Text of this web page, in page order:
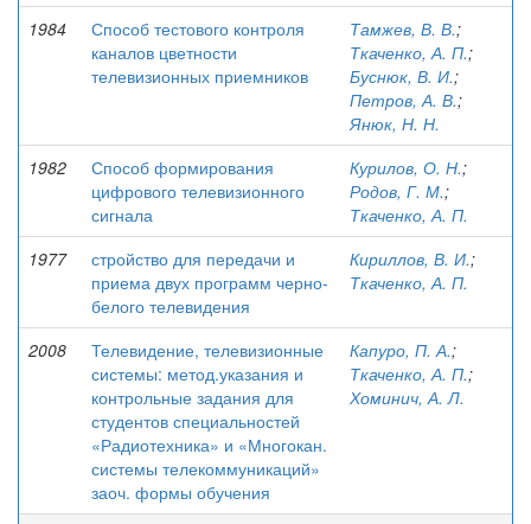
1984
Способ тестового контроля
каналов цветности
телевизионных приемников
Тамжев, В. В.;
Ткаченко, А. П.;
Буснюк, В. И.;
Петров, А. В.;
Янюк, Н. Н.
1982
Способ формирования
цифрового телевизионного
сигнала
Курилов, О. Н.;
Родов, Г. М.;
Ткаченко, А. П.
1977
стройство для передачи и
приема двух программ черно-
белого телевидения
Кириллов, В. И.;
Ткаченко, А. П.
2008
Телевидение, телевизионные
системы: метод.указания и
контрольные задания для
студентов специальностей
«Радиотехника» и «Многокан.
системы телекоммуникаций»
заоч. формы обучения
Капуро, П. А.;
Ткаченко, А. П.;
Хоминич, А. Л.